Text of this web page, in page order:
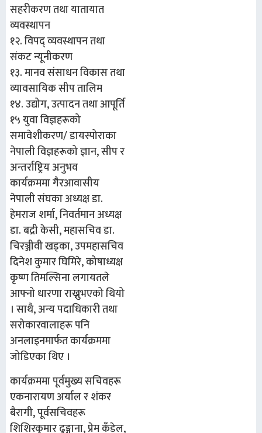
सहरीकरण तथा यातायात
व्यवस्थापन
१२. विपद् व्यवस्थापन तथा
संकट न्यूनीकरण
१३. मानव संसाधन विकास तथा
व्यावसायिक सीप तालिम
१४. उद्योग, उत्पादन तथा आपूर्ति
१५ युवा विज्ञहरूको
समावेशीकरण/ डायस्पोराका
नेपाली विज्ञहरूको ज्ञान, सीप र
अन्तर्राष्ट्रिय अनुभव
कार्यक्रममा गैरआवासीय
नेपाली संघका अध्यक्ष डा.
हेमराज शर्मा, निवर्तमान अध्यक्ष
डा. बद्री केसी, महासचिव डा.
चिरञ्जीवी खड्का, उपमहासचिव
दिनेश कुमार घिमिरे, कोषाध्यक्ष
कृष्ण तिमल्सिना लगायतले
आफ्नो धारणा राख्नुभएको थियो
। साथै, अन्य पदाधिकारी तथा
सरोकारवालाहरू पनि
अनलाइनमार्फत कार्यक्रममा
जोडिएका थिए ।
कार्यक्रममा पूर्वमुख्य सचिवहरू
एकनारायण अर्याल र शंकर
बैरागी, पूर्वसचिवहरू
शिशिरकुमार ढुङ्गाना, प्रेम कँडेल,